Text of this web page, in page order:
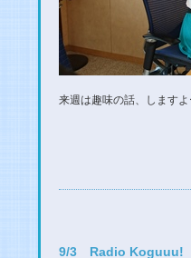
来週は趣味の話、します
9/3 Radio Koguuu!